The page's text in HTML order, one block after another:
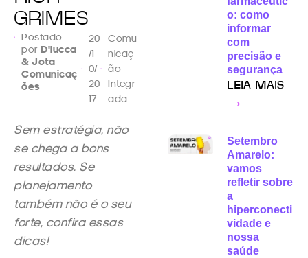
GRIMES
Postado
porD'lucca
& Jota
Comunicaç
ões
20
/1
0/
20
17
Comu
nicaç
ão
Integr
ada
Sem estratégia, não
se chega a bons
resultados. Se
planejamento
também não é o seu
forte, confira essas
dicas!
o: como
informar
com
precisão e
segurança
LEIA MAIS
→
Setembro
Amarelo:
vamos
refletir sobre
a
hiperconecti
vidade e
nossa
saúde